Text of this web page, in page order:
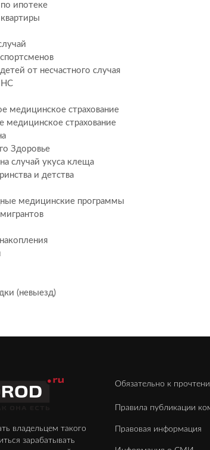
ипотеке
от несчастного случая
НС
медицинское страхование
медицинское страхование
Здоровье
случай укуса клеща
и детства
медицинские программы
(невыезд)
Обязательно к
Правила публикации
Правовая информация
владельцем такого
зарабатывать